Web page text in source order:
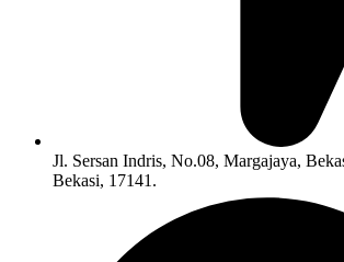
Jl. Sersan Indris, No.08, Margajaya,
Bekasi, 17141.